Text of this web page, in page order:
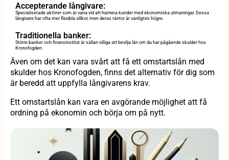
Accepterande långivare:
Specialiserade aktörer som är vana vid att hantera kunder med ekonomiska utmaningar. Dessa
långivare har ofta mer flexibla villkor, men deras räntor är vanligtvis högre.
Traditionella banker:
Större banker och finansinstitut är sällan villiga att bevilja lån om du har pågående skulder hos
Kronofogden.
Även om det kan vara svårt att få ett omstartslån med
skulder hos Kronofogden, finns det alternativ för dig som
är beredd att uppfylla långivarens krav.
Ett omstartslån kan vara en avgörande möjlighet att få
ordning på ekonomin och börja om på nytt.